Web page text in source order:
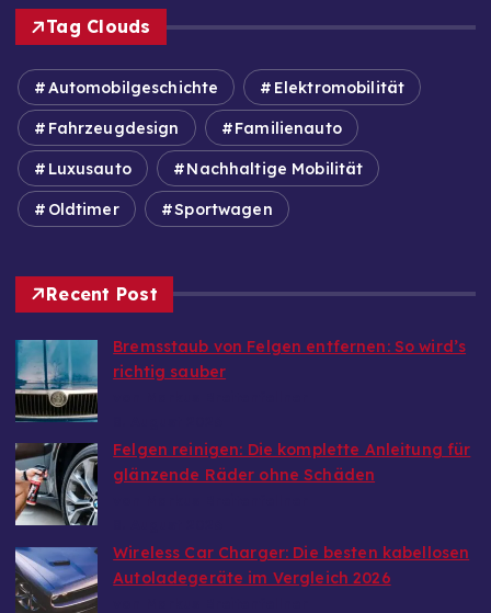
Tag Clouds
Automobilgeschichte Elektromobilität
Fahrzeugdesign Familienauto
Luxusauto Nachhaltige Mobilität
Oldtimer Sportwagen
Recent Post
Bremsstaub von Felgen entfernen: So wird’s
richtig sauber
Felgen reinigen: Die komplette Anleitung für
glänzende Räder ohne Schäden
Wireless Car Charger: Die besten kabellosen
Autoladegeräte im Vergleich 2026